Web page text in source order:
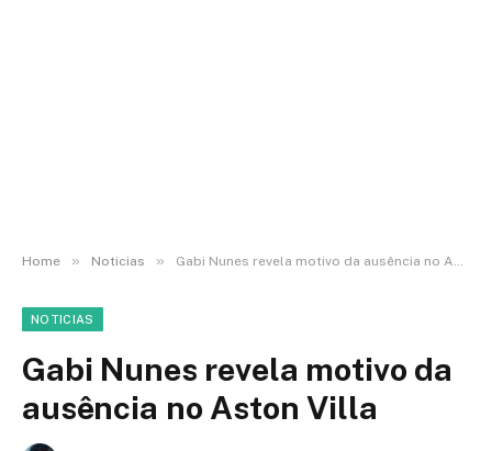
Home » Noticias » Gabi Nunes revela motivo da ausência no Aston Villa
NOTICIAS
Gabi Nunes revela motivo da
ausência no Aston Villa